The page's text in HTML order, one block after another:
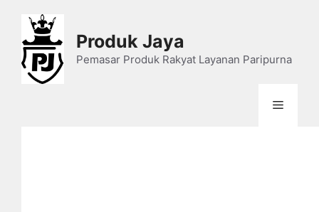
content
Produk Jaya
Pemasar Produk Rakyat Layanan Paripurna
Menu